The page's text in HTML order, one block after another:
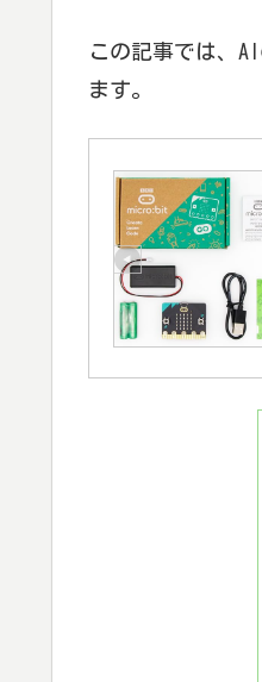
この記事では、
ます。